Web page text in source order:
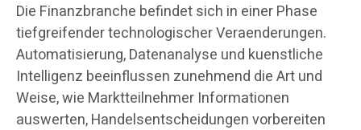
Die Finanzbranche befindet sich in einer Phase
tiefgreifender technologischer Veraenderungen.
Automatisierung, Datenanalyse und kuenstliche
Intelligenz beeinflussen zunehmend die Art und
Weise, wie Marktteilnehmer Informationen
auswerten, Handelsentscheidungen vorbereiten